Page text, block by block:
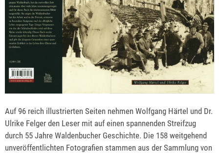
Auf 96 reich illustrierten Seiten nehmen Wolfgang Härtel und Dr.
Ulrike Felger den Leser mit auf einen spannenden Streifzug
durch 55 Jahre Waldenbucher Geschichte. Die 158 weitgehend
unveröffentlichten Fotografien stammen aus der Sammlung von